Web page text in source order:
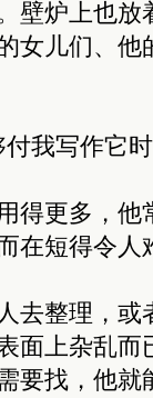
壁炉上也放
女儿们、
我写作它时
更多，他
在短得令
整理，或
面上杂乱而
要找，他就